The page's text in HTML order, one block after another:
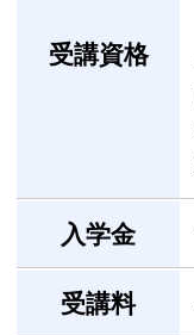
受講資格
入学金
受講料